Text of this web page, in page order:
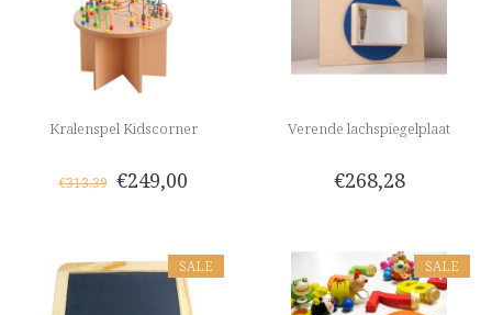
Kralenspel Kidscorner
€313,39 €249,00
Verende lachspiegelplaat
€268,28
SALE SALE